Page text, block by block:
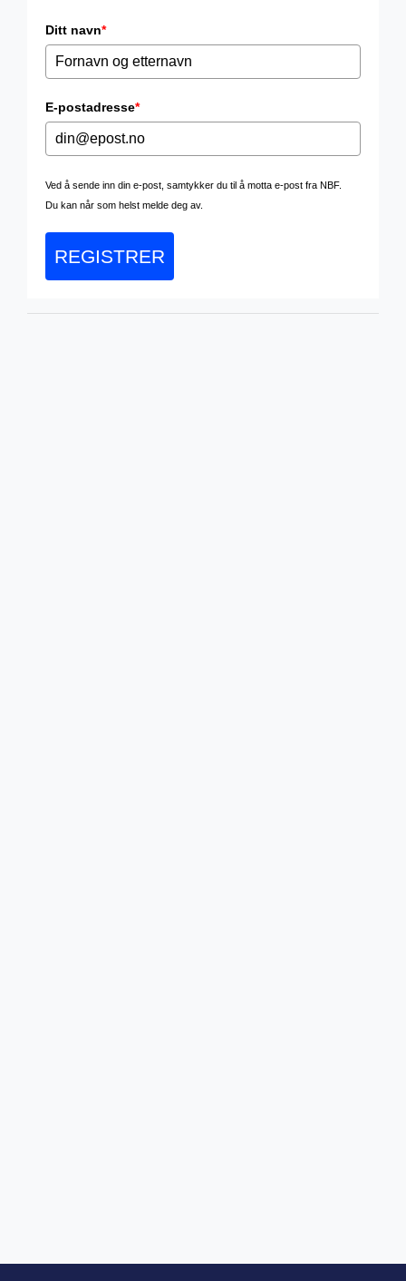
Ditt navn*
E-postadresse*
Ved å sende inn din e-post, samtykker du til å motta e-post fra NBF.
Du kan når som helst melde deg av.
REGISTRER